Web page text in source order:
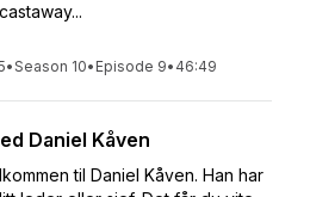
•Season 10• Episode 9• 46:49
Daniel Kåven
til Daniel Kåven. Han har